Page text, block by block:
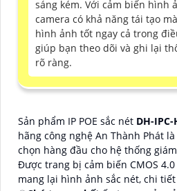
sáng kém. Với cảm biến hình
camera có khả năng tái tạo
hình ảnh tốt ngay cả trong
giúp bạn theo dõi và ghi lại
rõ ràng.
Sản phẩm IP POE sắc nét DH-IPC-
hãng công nghệ An Thành Phát
chọn hàng đầu cho hệ thống
Được trang bị cảm biến CMOS
mang lại hình ảnh sắc nét, chi